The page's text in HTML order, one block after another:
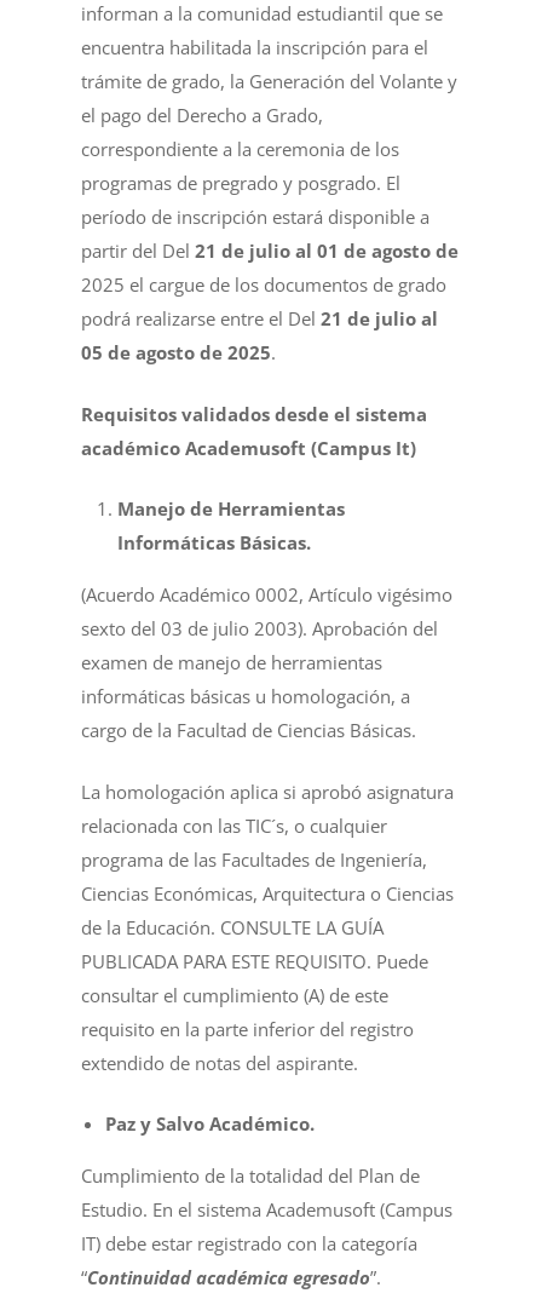
informan a la comunidad estudiantil que se
encuentra habilitada la inscripción para el
trámite de grado, la Generación del Volante y
el pago del Derecho a Grado,
correspondiente a la ceremonia de los
programas de pregrado y posgrado. El
período de inscripción estará disponible a
partir del Del21 de julio al 01 de agosto de
2025 el cargue de los documentos de grado
podrá realizarse entre el Del21 de julio al
05 de agosto de 2025.
Requisitos validados desde el sistema
académico Academusoft (Campus It)
Manejo de Herramientas
Informáticas Básicas.
(Acuerdo Académico 0002, Artículo vigésimo
sexto del 03 de julio 2003). Aprobación del
examen de manejo de herramientas
informáticas básicas u homologación, a
cargo de la Facultad de Ciencias Básicas.
La homologación aplica si aprobó asignatura
relacionada con las TIC´s, o cualquier
programa de las Facultades de Ingeniería,
Ciencias Económicas, Arquitectura o Ciencias
de la Educación. CONSULTE LA GUÍA
PUBLICADA PARA ESTE REQUISITO. Puede
consultar el cumplimiento (A) de este
requisito en la parte inferior del registro
extendido de notas del aspirante.
Paz y Salvo Académico.
Cumplimiento de la totalidad del Plan de
Estudio. En el sistema Academusoft (Campus
IT) debe estar registrado con la categoría
“Continuidad académica egresado”.